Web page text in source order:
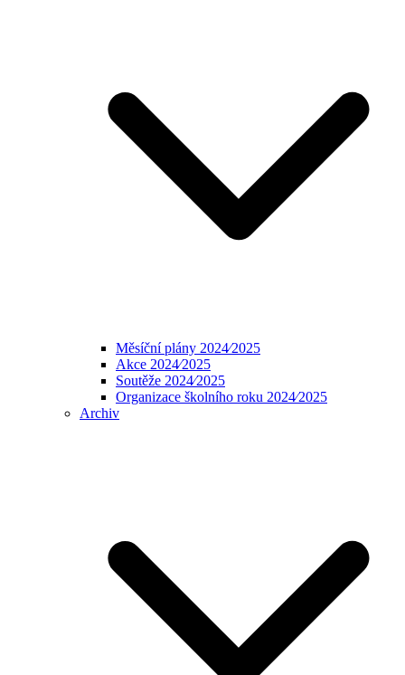
Měsíční plány 2024⁄2025
Akce 2024⁄2025
Soutěže 2024⁄2025
Organizace školního roku 2024⁄2025
Archiv